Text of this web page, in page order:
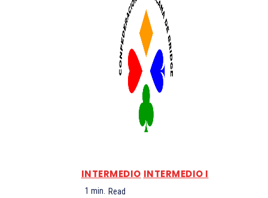
INTERMEDIO INTERMEDIO I
1 min. Read